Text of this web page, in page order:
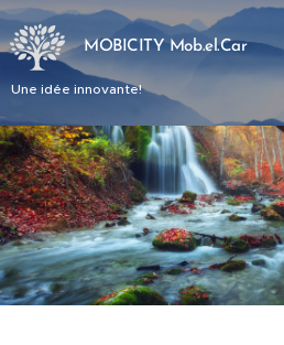
MOBICITY Mob.el.Car
Une idée innovante!